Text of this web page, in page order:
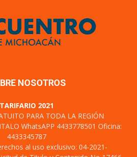
NOSOTROS
TARIFARIO 2021
PARA TODA LA REGIÓN
WhatsAPP 4433778501 Oficina:
4433345787
al uso exclusivo: 04-2021-